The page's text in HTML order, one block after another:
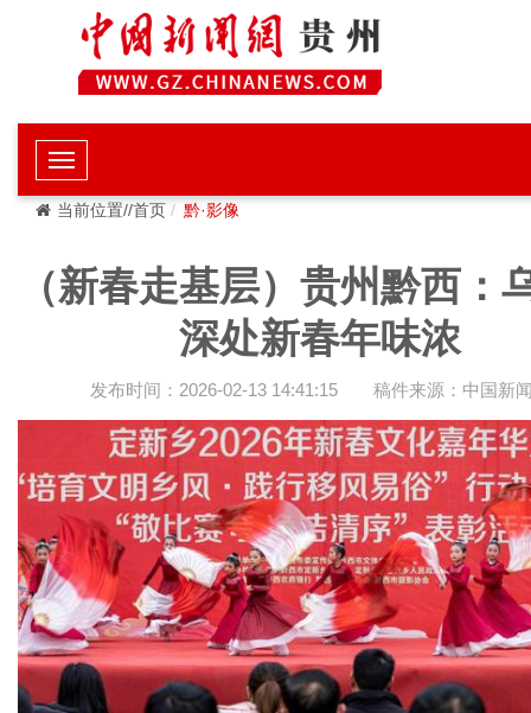
当前位置//首页 黔·影像
（新春走基层）贵州黔西：
深处新春年味浓
发布时间：2026-02-13 14:41:15 稿件来源：中国新